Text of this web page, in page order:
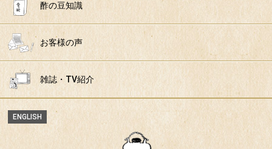
酢の豆知識
お客様の声
雑誌・TV紹介
ENGLISH